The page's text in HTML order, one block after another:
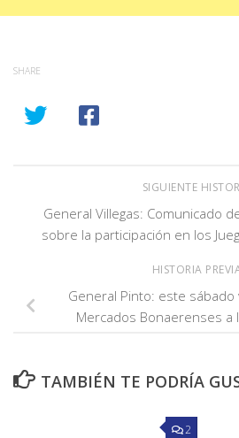
SHARE
SIGUIENTE
General Villegas: Comunicado
sobre la participación en los
HISTORIA
General Pinto: este sábado
Mercados Bonaerenses a
TAMBIÉN TE PODRÍA
2